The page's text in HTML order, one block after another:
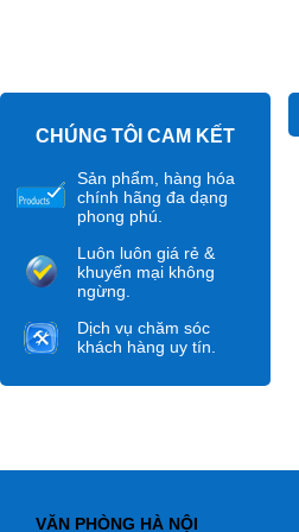
CHÚNG TÔI CAM KẾT
Sản phẩm, hàng hóa
chính hãng đa dạng
phong phú.
Luôn luôn giá rẻ &
khuyến mại không
ngừng.
Dịch vụ chăm sóc
khách hàng uy tín.
VĂN PHÒNG HÀ NỘI